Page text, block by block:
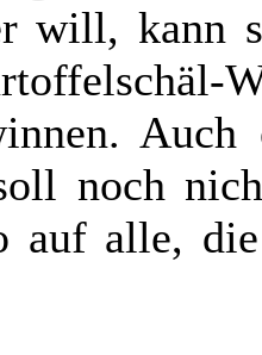
will, kann
noch
auf alle,